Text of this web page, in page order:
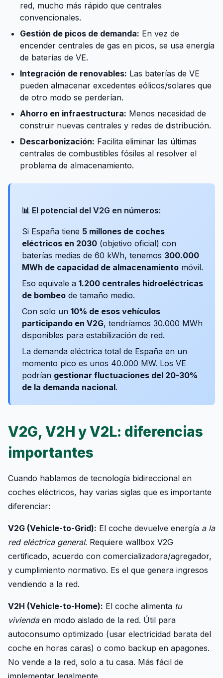
red, mucho más rápido que centrales
convencionales.
Gestión de picos de demanda: En vez de
encender centrales de gas en picos, se usa energía
de baterías de VE.
Integración de renovables: Las baterías de VE
pueden almacenar excedentes eólicos/solares que
de otro modo se perderían.
Ahorro en infraestructura: Menos necesidad de
construir nuevas centrales y redes de distribución.
Descarbonización: Facilita eliminar las últimas
centrales de combustibles fósiles al resolver el
problema de almacenamiento.
📊 El potencial del V2G en números:
Si España tiene 5 millones de coches
eléctricos en 2030 (objetivo oficial) con
baterías medias de 60 kWh, tenemos 300.000
MWh de capacidad de almacenamiento móvil.
Eso equivale a 1.200 centrales hidroeléctricas
de bombeo de tamaño medio.
Con solo un 10% de esos vehículos
participando en V2G, tendríamos 30.000 MWh
disponibles para estabilización de red.
La demanda eléctrica total de España en un
momento pico es unos 40.000 MW. Los VE
podrían gestionar fluctuaciones del 20-30%
de la demanda nacional.
V2G, V2H y V2L: diferencias
importantes
Cuando hablamos de tecnología bidireccional en
coches eléctricos, hay varias siglas que es importante
diferenciar:
V2G (Vehicle-to-Grid): El coche devuelve energía a la
red eléctrica general. Requiere wallbox V2G
certificado, acuerdo con comercializadora/agregador,
y cumplimiento normativo. Es el que genera ingresos
vendiendo a la red.
V2H (Vehicle-to-Home): El coche alimenta tu
viviendaen modo aislado de la red. Útil para
autoconsumo optimizado (usar electricidad barata del
coche en horas caras) o como backup en apagones.
No vende a la red, solo a tu casa. Más fácil de